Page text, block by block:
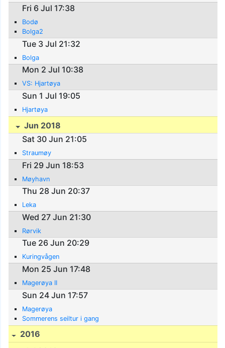
Fri 6 Jul 17:38
Bodø
Bolga2
Tue 3 Jul 21:32
Bolga
Mon 2 Jul 10:38
VS: Hjartøya
Sun 1 Jul 19:05
Hjartøya
Jun 2018
Sat 30 Jun 21:05
Straumøy
Fri 29 Jun 18:53
Møyhavn
Thu 28 Jun 20:37
Leka
Wed 27 Jun 21:30
Rørvik
Tue 26 Jun 20:29
Kuringvågen
Mon 25 Jun 17:48
Magerøya II
Sun 24 Jun 17:57
Magerøya
Sommerens seiltur i gang
2016